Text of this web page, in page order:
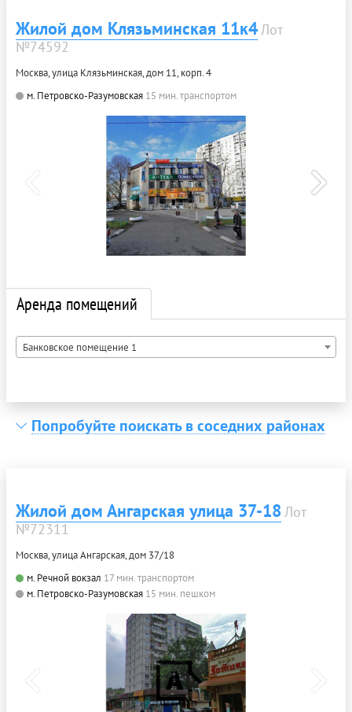
Жилой дом Клязьминская 11к4Лот
№74592
Москва, улица Клязьминская, дом 11, корп. 4
м. Петровско-Разумовская 15 мин. транспортом
Аренда помещений
Банковское помещение 1
Попробуйте поискать в соседних районах
Жилой дом Ангарская улица 37-18Лот
№72311
Москва, улица Ангарская, дом 37/18
м. Речной вокзал 17 мин. транспортом
м. Петровско-Разумовская 15 мин. пешком